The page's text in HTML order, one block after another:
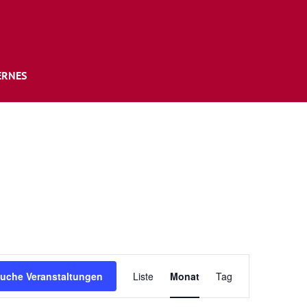
Veranstaltungen
Ansichten-
Liste Monat Tag